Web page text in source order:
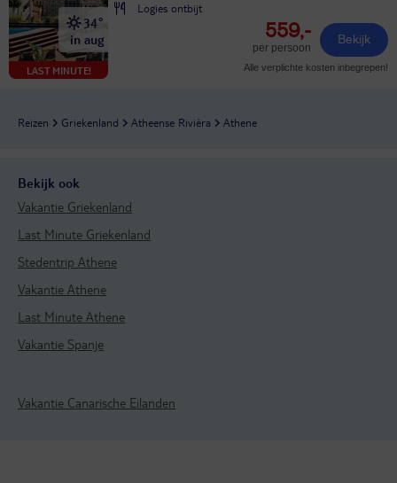
LAST MINUTE!
34°
in aug
Logies ontbijt
559,-
per persoon
Bekijk
Alle verplichte kosten inbegrepen!
Reizen Griekenland Atheense Rivièra Athene
Bekijk ook
Vakantie Griekenland
Last Minute Griekenland
Stedentrip Athene
Vakantie Athene
Last Minute Athene
Vakantie Spanje
Vakantie Canarische Eilanden